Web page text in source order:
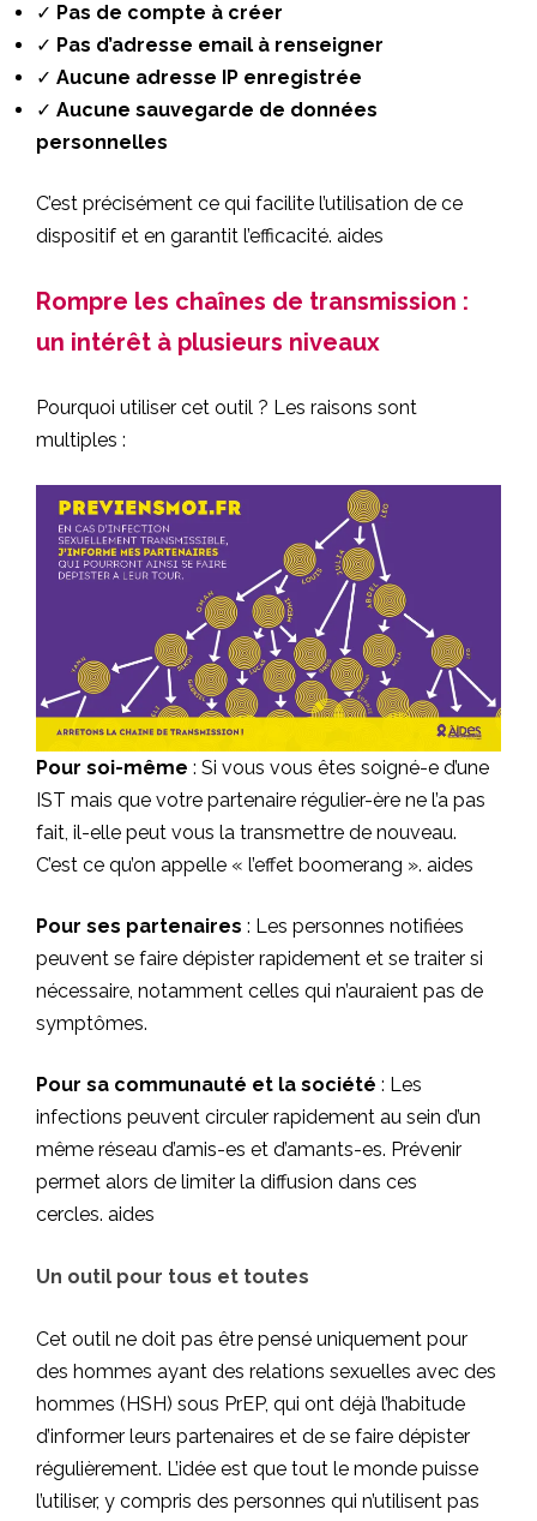
✓ Pas de compte à créer
✓ Pas d’adresse email à renseigner
✓ Aucune adresse IP enregistrée
✓ Aucune sauvegarde de données
personnelles
C’est précisément ce qui facilite l’utilisation de ce
dispositif et en garantit l’efficacité. aides
Rompre les chaînes de transmission :
un intérêt à plusieurs niveaux
Pourquoi utiliser cet outil ? Les raisons sont
multiples :
Pour soi-même : Si vous vous êtes soigné-e d’une
IST mais que votre partenaire régulier-ère ne l’a pas
fait, il-elle peut vous la transmettre de nouveau.
C’est ce qu’on appelle « l’effet boomerang ». aides
Pour ses partenaires : Les personnes notifiées
peuvent se faire dépister rapidement et se traiter si
nécessaire, notamment celles qui n’auraient pas de
symptômes.
Pour sa communauté et la société : Les
infections peuvent circuler rapidement au sein d’un
même réseau d’amis-es et d’amants-es. Prévenir
permet alors de limiter la diffusion dans ces
cercles. aides
Un outil pour tous et toutes
Cet outil ne doit pas être pensé uniquement pour
des hommes ayant des relations sexuelles avec des
hommes (HSH) sous PrEP, qui ont déjà l’habitude
d’informer leurs partenaires et de se faire dépister
régulièrement. L’idée est que tout le monde puisse
l’utiliser, y compris des personnes qui n’utilisent pas